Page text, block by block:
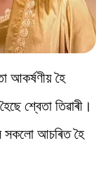
আকৰ্ষণীয় হৈ
শ্বেতা তিৱাৰী।
সকলো আচৰিত হৈ